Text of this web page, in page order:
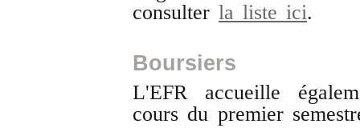
consulter la liste ici.
Boursiers
L'EFR accueille
cours du premier